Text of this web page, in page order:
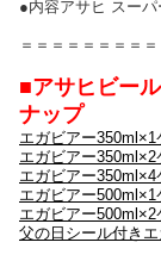
●内容アサヒ スー
＝＝＝＝＝＝＝＝
■アサヒビー
ナップ
エガビアー350ml×1
エガビアー350ml×2
エガビアー350ml×4
エガビアー500ml×1
エガビアー500ml×2
父の日シール付き